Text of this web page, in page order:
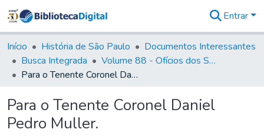
&
Coleções
Tudo na
Biblioteca
Estatísticas
Entrar
Início História de São Paulo
Documentos Interessantes
Busca Integrada
Volume 88 - Ofícios dos Senhores Governadores Interinos da Capitania de São Paulo (1817- 1819)
Para o Tenente Coronel Daniel Pedro Muller.
Para o Tenente Coronel Daniel
Pedro Muller.